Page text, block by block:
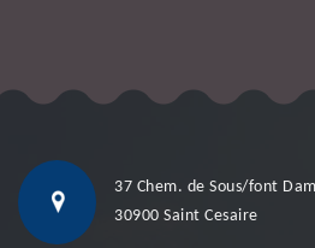
37 Chem. de Sous/font
30900 Saint Cesaire